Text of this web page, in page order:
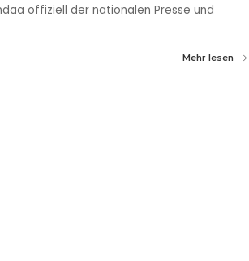
offiziell der nationalen Presse und
Mehr lesen